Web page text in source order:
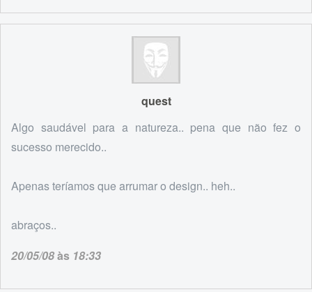
quest
Algo saudável para a natureza.. pena que não fez o
sucesso merecido..
Apenas teríamos que arrumar o design.. heh..
abraços..
20/05/08às 18:33